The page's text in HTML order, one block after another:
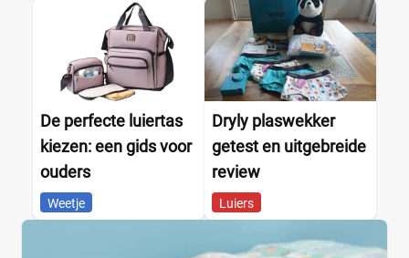
De perfecte luiertas
kiezen: een gids voor
ouders
Weetje
Dryly plaswekker
getest en uitgebreide
review
Luiers